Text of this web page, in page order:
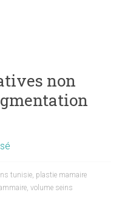
non
tunisie plastie mamaire
,volume seins